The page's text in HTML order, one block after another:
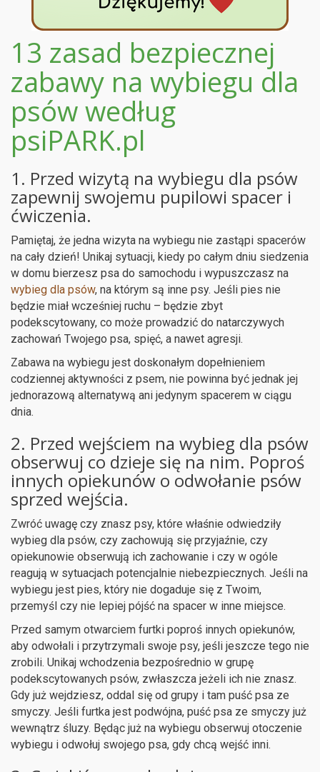
13 zasad bezpiecznej
zabawy na wybiegu dla
psów według
psiPARK.pl
1. Przed wizytą na wybiegu dla psów
zapewnij swojemu pupilowi spacer i
ćwiczenia.
Pamiętaj, że jedna wizyta na wybiegu nie zastąpi spacerów
na cały dzień! Unikaj sytuacji, kiedy po całym dniu siedzenia
w domu bierzesz psa do samochodu i wypuszczasz na
wybieg dla psów, na którym są inne psy. Jeśli pies nie
będzie miał wcześniej ruchu – będzie zbyt
podekscytowany, co może prowadzić do natarczywych
zachowań Twojego psa, spięć, a nawet agresji.
Zabawa na wybiegu jest doskonałym dopełnieniem
codziennej aktywności z psem, nie powinna być jednak jej
jednorazową alternatywą ani jedynym spacerem w ciągu
dnia.
2. Przed wejściem na wybieg dla psów
obserwuj co dzieje się na nim. Poproś
innych opiekunów o odwołanie psów
sprzed wejścia.
Zwróć uwagę czy znasz psy, które właśnie odwiedziły
wybieg dla psów, czy zachowują się przyjaźnie, czy
opiekunowie obserwują ich zachowanie i czy w ogóle
reagują w sytuacjach potencjalnie niebezpiecznych. Jeśli na
wybiegu jest pies, który nie dogaduje się z Twoim,
przemyśl czy nie lepiej pójść na spacer w inne miejsce.
Przed samym otwarciem furtki poproś innych opiekunów,
aby odwołali i przytrzymali swoje psy, jeśli jeszcze tego nie
zrobili. Unikaj wchodzenia bezpośrednio w grupę
podekscytowanych psów, zwłaszcza jeżeli ich nie znasz.
Gdy już wejdziesz, oddal się od grupy i tam puść psa ze
smyczy. Jeśli furtka jest podwójna, puść psa ze smyczy już
wewnątrz śluzy. Będąc już na wybiegu obserwuj otoczenie
wybiegu i odwołuj swojego psa, gdy chcą wejść inni.